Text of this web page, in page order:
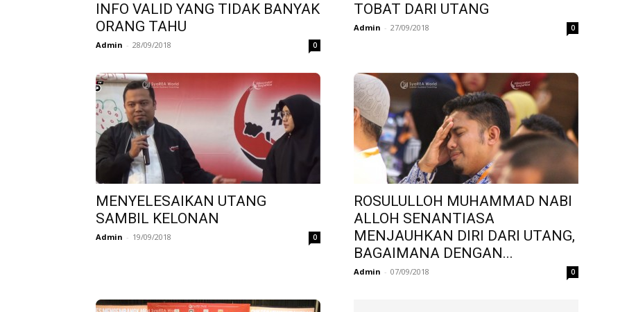
INFO VALID YANG TIDAK BANYAK
ORANG TAHU
Admin - 28/09/2018 0
TOBAT DARI UTANG
Admin - 27/09/2018 0
MENYELESAIKAN UTANG
SAMBIL KELONAN
Admin - 19/09/2018 0
ROSULULLOH MUHAMMAD NABI
ALLOH SENANTIASA
MENJAUHKAN DIRI DARI UTANG,
BAGAIMANA DENGAN...
Admin - 07/09/2018 0